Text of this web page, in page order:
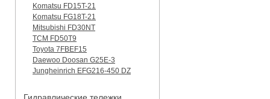
Komatsu FD15T-21
Komatsu FG18T-21
Mitsubishi FD30NT
TCM FD50T9
Toyota 7FBEF15
Daewoo Doosan G25E-3
Jungheinrich EFG216-450 DZ